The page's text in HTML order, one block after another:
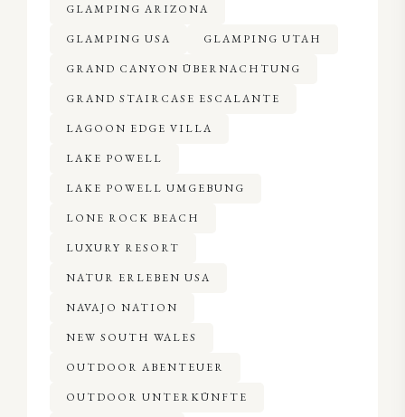
GLAMPING ARIZONA
GLAMPING USA GLAMPING UTAH
GRAND CANYON ÜBERNACHTUNG
GRAND STAIRCASE ESCALANTE
LAGOON EDGE VILLA
LAKE POWELL
LAKE POWELL UMGEBUNG
LONE ROCK BEACH
LUXURY RESORT
NATUR ERLEBEN USA
NAVAJO NATION
NEW SOUTH WALES
OUTDOOR ABENTEUER
OUTDOOR UNTERKÜNFTE